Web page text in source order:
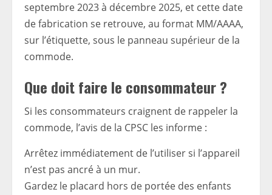
septembre 2023 à décembre 2025, et cette date
de fabrication se retrouve, au format MM/AAAA,
sur l’étiquette, sous le panneau supérieur de la
commode.
Que doit faire le consommateur ?
Si les consommateurs craignent de rappeler la
commode, l’avis de la CPSC les informe :
Arrêtez immédiatement de l’utiliser si l’appareil
n’est pas ancré à un mur.
Gardez le placard hors de portée des enfants